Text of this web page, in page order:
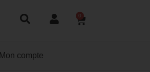
0
Mon compte